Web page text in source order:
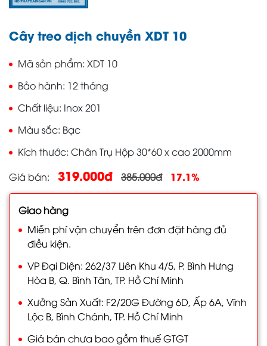
Cây treo dịch chuyền XDT 10
Mã sản phẩm XDT 10
Bảo hành 12 tháng
Chất liệu Inox 201
Màu sắc Bạc
Kích thước Chân Trụ Hộp 30*60 x cao 2000mm
Giá bán
319.000đ 385.000đ 17.1%
Giao hàng
Miễn phí vận chuyển trên đơn đặt hàng đủ
điều kiện.
VP Đại Diện: 262/37 Liên Khu 4/5, P. Bình Hưng
Hòa B, Q. Bình Tân, TP. Hồ Chí Minh
Xưởng Sản Xuất: F2/20G Đường 6D, Ấp 6A, Vĩnh
Lộc B, Bình Chánh, TP. Hồ Chí Minh
Giá bán chưa bao gồm thuế GTGT